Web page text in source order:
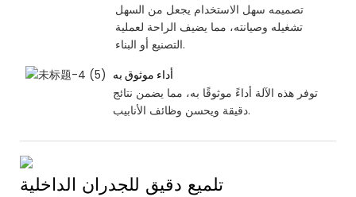
تصميمه سهل الاستخدام يجعل من السهل
تشغيله وصيانته، مما يضيف الراحة لعملية
التصنيع أو البناء.
أداء موثوق به
توفر هذه الآلة أداءً موثوقًا به، مما يضمن نتائج
دقيقة ويحسن وظائف الأنابيب.
تلميع دقيق للجدران الداخلية